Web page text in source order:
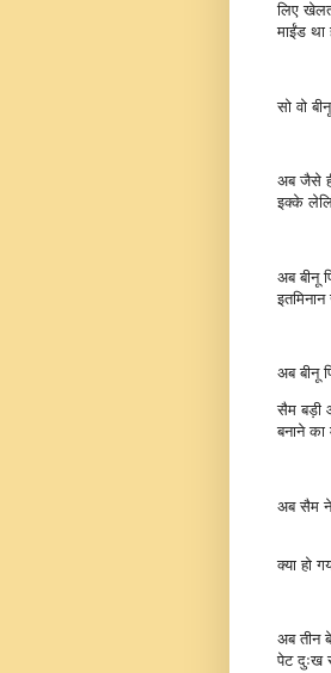
लिए
माईंड था
सो वो
अब जैसे
इक्के
अब बीनू
अब बीनू
सैम बड़ी
बनाने का
अब सैम ने
क्या हो
अब तीन
पेट दुःख